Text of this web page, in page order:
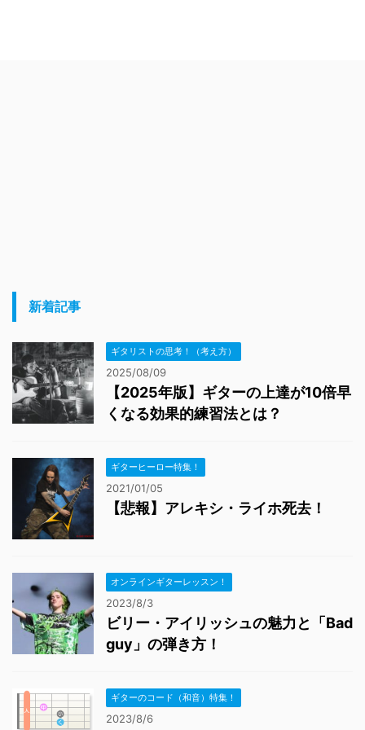
新着記事
ギタリストの思考！（考え方）
2025/08/09
【2025年版】ギターの上達が10倍早
くなる効果的練習法とは？
ギターヒーロー特集！
2021/01/05
【悲報】アレキシ・ライホ死去！
オンラインギターレッスン！
2023/8/3
ビリー・アイリッシュの魅力と「Bad
guy」の弾き方！
ギターのコード（和音）特集！
2023/8/6